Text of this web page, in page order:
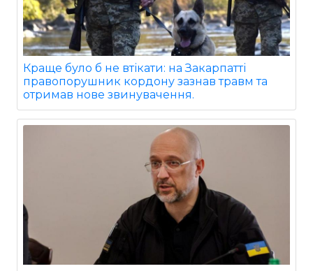
Краще було б не втікати: на Закарпатті
правопорушник кордону зазнав травм та
отримав нове звинувачення.